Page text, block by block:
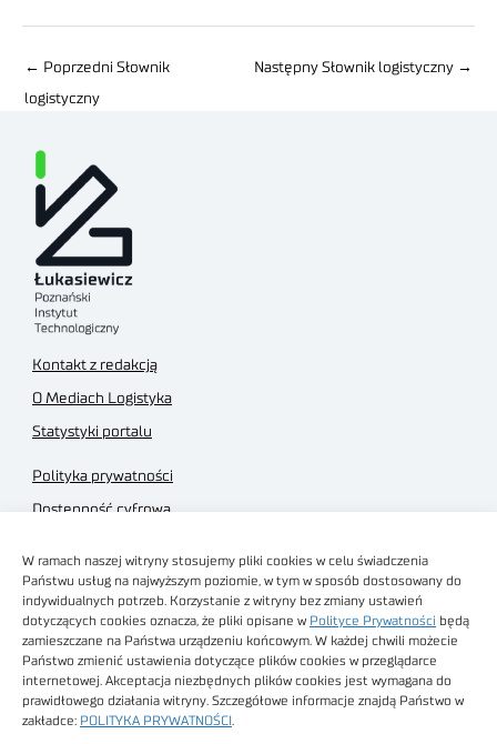
W ramach naszej witryny stosujemy pliki cookies w celu świadczenia
Państwu usług na najwyższym poziomie, w tym w sposób dostosowany do
indywidualnych potrzeb. Korzystanie z witryny bez zmiany ustawień
dotyczących cookies oznacza, że pliki opisane w Polityce Prywatności będą
zamieszczane na Państwa urządzeniu końcowym. W każdej chwili możecie
Państwo zmienić ustawienia dotyczące plików cookies w przeglądarce
internetowej. Akceptacja niezbędnych plików cookies jest wymagana do
prawidłowego działania witryny. Szczegółowe informacje znajdą Państwo w
zakładce: POLITYKA PRYWATNOŚCI
← Poprzedni Słownik
logistyczny
Następny Słownik logistyczny →
Kontakt z redakcją
O Mediach Logistyka
Statystyki portalu
Polityka prywatności
Dostępność cyfrowa
Regulamin sklepu
Obrazy stockowe
autorstwa